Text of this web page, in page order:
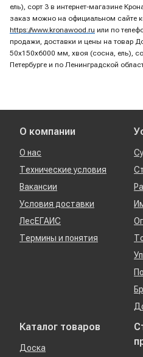
ель), сорт 3 в интернет-магазине
заказ можно на официальном сайте
https://www.kronawood.ru или по
продажи, доставки и цены на товар
50х150х6000 мм, хвоя (сосна, ель),
Петербурге и по Ленинградской
О компании
О нас
Технические условия
Вакансии
Условия доставки
ЛесЕГАИС
Термины и понятия
Каталог товаров
Доска